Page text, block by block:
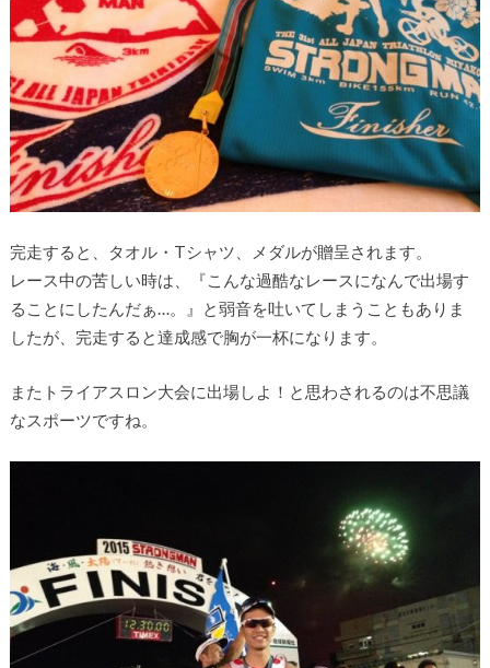
完走すると、タオル・Tシャツ、メダルが贈呈されます。
レース中の苦しい時は、『こんな過酷なレースになんで出場す
ることにしたんだぁ…。』と弱音を吐いてしまうこともありま
したが、完走すると達成感で胸が一杯になります。
またトライアスロン大会に出場しよ！と思わされるのは不思議
なスポーツですね。